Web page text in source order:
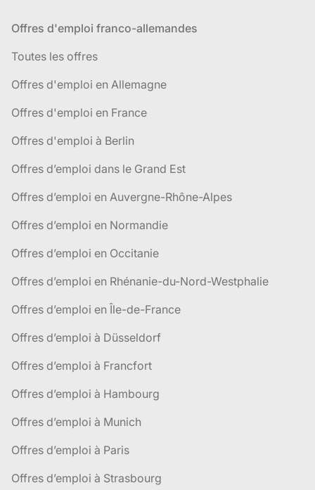
Offres d'emploi franco-allemandes
Toutes les offres
Offres d'emploi en Allemagne
Offres d'emploi en France
Offres d'emploi à Berlin
Offres d’emploi dans le Grand Est
Offres d’emploi en Auvergne-Rhône-Alpes
Offres d’emploi en Normandie
Offres d’emploi en Occitanie
Offres d’emploi en Rhénanie-du-Nord-Westphalie
Offres d’emploi en Île-de-France
Offres d’emploi à Düsseldorf
Offres d’emploi à Francfort
Offres d’emploi à Hambourg
Offres d’emploi à Munich
Offres d’emploi à Paris
Offres d’emploi à Strasbourg